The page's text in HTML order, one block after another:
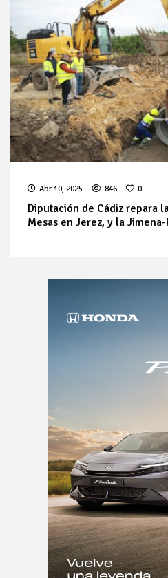
Abr 10, 2025 846 0
Diputación de Cádiz repara
Mesas en Jerez, y la